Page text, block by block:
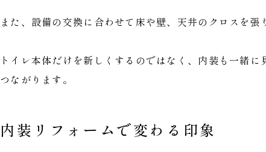
また、設備の交換に合わせて床や壁、天井のクロスを
トイレ本体だけを新しくするのではなく、内装も一緒
つながります。
内装リフォームで変わる印象